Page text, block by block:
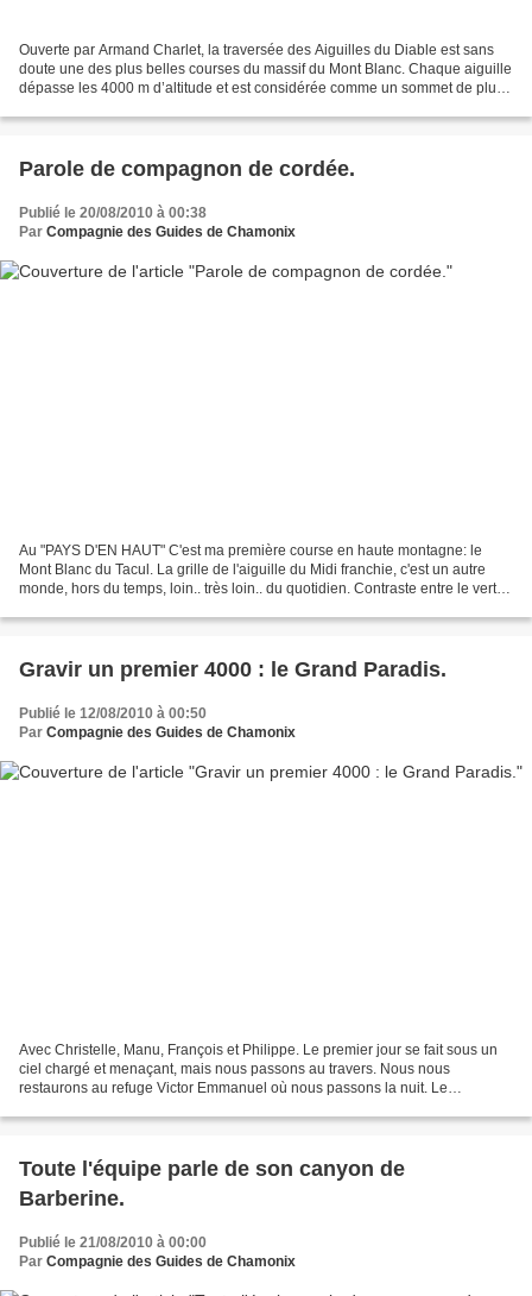
Ouverte par Armand Charlet, la traversée des Aiguilles du Diable est sans
doute une des plus belles courses du massif du Mont Blanc. Chaque aiguille
dépasse les 4000 m d’altitude et est considérée comme un sommet de plus
Parole de compagnon de cordée.
Publié le 20/08/2010 à 00:38
Par Compagnie des Guides de Chamonix
Au "PAYS D'EN HAUT" C'est ma première course en haute montagne: le
Mont Blanc du Tacul. La grille de l'aiguille du Midi franchie, c'est un autre
monde, hors du temps, loin.. très loin.. du quotidien. Contraste entre le vert
Gravir un premier 4000 : le Grand Paradis.
Publié le 12/08/2010 à 00:50
Par Compagnie des Guides de Chamonix
Avec Christelle, Manu, François et Philippe. Le premier jour se fait sous un
ciel chargé et menaçant, mais nous passons au travers. Nous nous
restaurons au refuge Victor Emmanuel où nous passons la nuit. Le
Toute l'équipe parle de son canyon de
Barberine.
Publié le 21/08/2010 à 00:00
Par Compagnie des Guides de Chamonix